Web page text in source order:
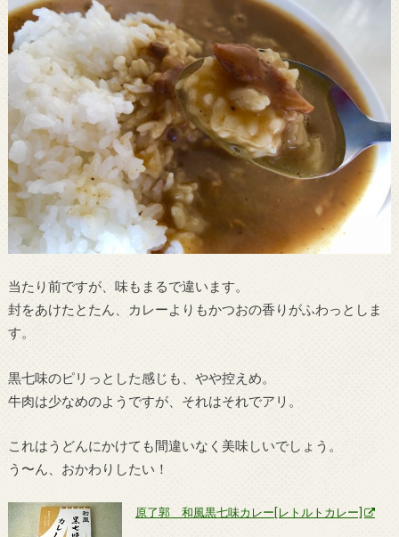
当たり前ですが、味もまるで違います。
封をあけたとたん、カレーよりもかつおの香りがふわっとしま
す。
黒七味のピリっとした感じも、やや控えめ。
牛肉は少なめのようですが、それはそれでアリ。
これはうどんにかけても間違いなく美味しいでしょう。
う〜ん、おかわりしたい！
原了郭 和風黒七味カレー[レトルトカレー]